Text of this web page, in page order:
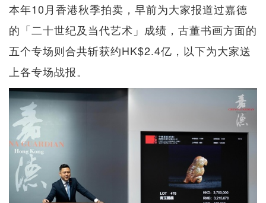
本年10月香港秋季拍卖，早前为大家报道过嘉德
的「二十世纪及当代艺术」成绩，古董书画方面的
五个专场则合共斩获约HK$2.4亿，以下为大家送
上各专场战报。